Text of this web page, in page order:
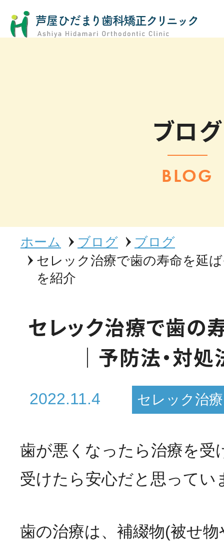
ブログ
BLOG
ホーム ブログ
ブログ
セレック治療で歯の寿命を延
を紹介
セレック治療で歯の
｜予防法・対
2022.11.4 セレック治療
歯が悪くなったら治療を受
受けたら安心だと思ってい
歯の治療は、補綴物(被せ